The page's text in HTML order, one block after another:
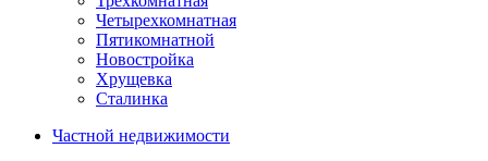
Четырехкомнатная
Пятикомнатной
Новостройка
Хрущевка
Сталинка
Частной недвижимости